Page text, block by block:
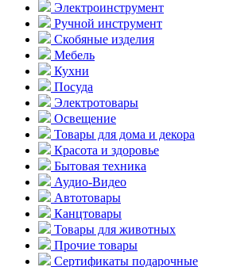
Электроинструмент
Ручной инструмент
Скобяные изделия
Мебель
Кухни
Посуда
Электротовары
Освещение
Товары для дома и декора
Красота и здоровье
Бытовая техника
Аудио-Видео
Автотовары
Канцтовары
Товары для животных
Прочие товары
Сертификаты подарочные